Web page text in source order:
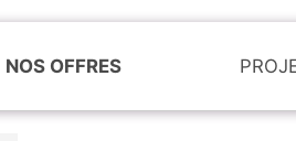
NOS OFFRES